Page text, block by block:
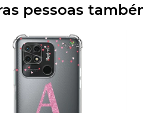
pessoas